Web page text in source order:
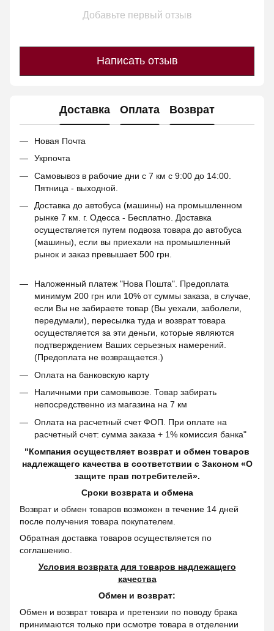
Добавьте первый отзыв
Написать отзыв
Доставка Оплата Возврат
Новая Почта
Укрпочта
Самовывоз в рабочие дни с 7 км с 9:00 до 14:00.
Пятница - выходной.
Доставка до автобуса (машины) на промышленном
рынке 7 км. г. Одесса - Бесплатно. Доставка
осуществляется путем подвоза товара до автобуса
(машины), если вы приехали на промышленный
рынок и заказ превышает 500 грн.
Наложенный платеж "Нова Пошта". Предоплата
минимум 200 грн или 10% от суммы заказа, в случае,
если Вы не забираете товар (Вы уехали, заболели,
передумали), пересылка туда и возврат товара
осуществляется за эти деньги, которые являются
подтверждением Ваших серьезных намерений.
(Предоплата не возвращается.)
Оплата на банковскую карту
Наличными при самовывозе. Товар забирать
непосредственно из магазина на 7 км
Оплата на расчетный счет ФОП. При оплате на
расчетный счет: сумма заказа + 1% комиссия банка"
"Компания осуществляет возврат и обмен товаров
надлежащего качества в соответствии с Законом «О
защите прав потребителей».
Сроки возврата и обмена
Возврат и обмен товаров возможен в течение 14 дней
после получения товара покупателем.
Обратная доставка товаров осуществляется по
соглашению.
Условия возврата для товаров надлежащего
качества
Обмен и возврат:
Обмен и возврат товара и претензии по поводу брака
принимаются только при осмотре товара в отделении